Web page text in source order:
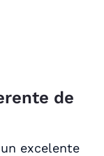
de
excelente